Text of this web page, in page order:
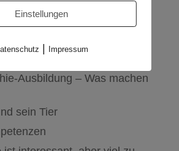
Ausbildung – Was machen
sein Tier
Einstellungen
| Impressum